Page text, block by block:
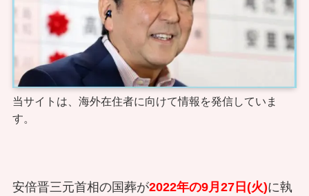
当サイトは、海外在住者に向けて情報を発信していま
す。
安倍晋三元首相の国葬が2022年の9月27日(火)に執